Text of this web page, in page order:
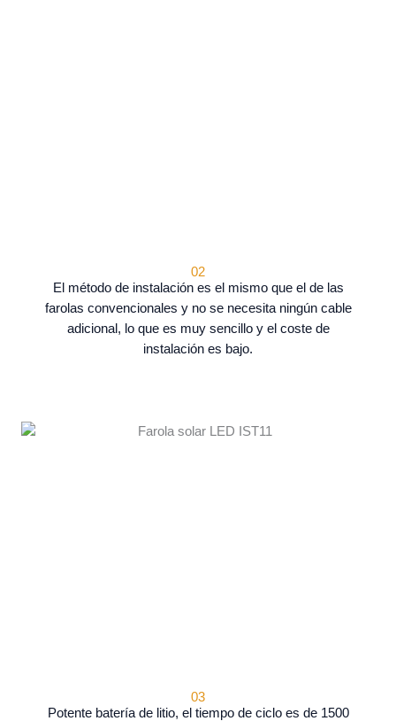
02
El método de instalación es el mismo que el de las
farolas convencionales y no se necesita ningún cable
adicional, lo que es muy sencillo y el coste de
instalación es bajo.
03
Potente batería de litio, el tiempo de ciclo es de 1500